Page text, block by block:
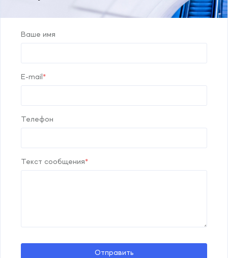
Ваше имя
E-mail
Телефон
Текст сообщения
Отправить